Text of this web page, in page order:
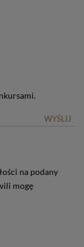
WYŚLIJ
na podany
mogę